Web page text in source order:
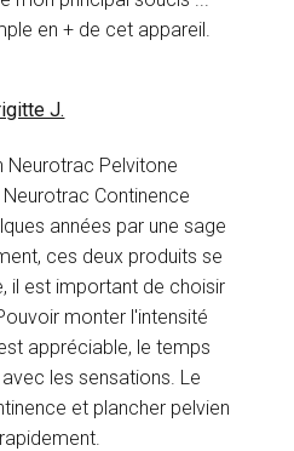
en + de cet appareil.
J.
Neurotrac Pelvitone
Continence
années par une sage
ces deux produits se
il est important de choisir
monter l'intensité
appréciable, le temps
les sensations. Le
et plancher pelvien